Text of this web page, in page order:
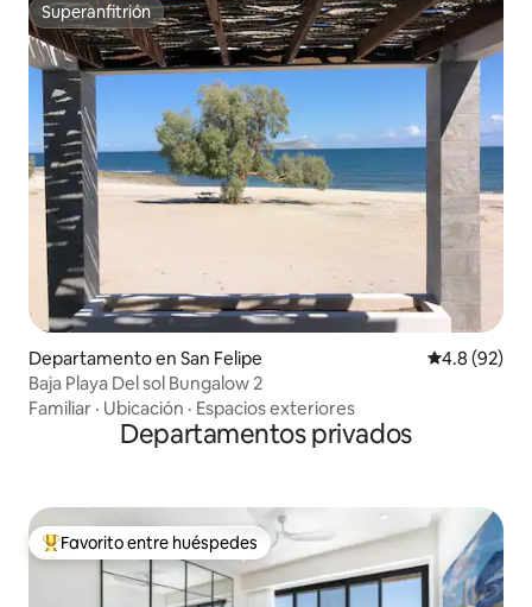
Superanfitrión
Superanfitrión
Departamento en San Felipe Calificación
4.8 (92)
Baja Playa Del sol Bungalow 2
Familiar · Ubicación · Espacios exteriores
Departamentos privados
De los mejores en Favorito entre huéspedes
Favorito entre huéspedes